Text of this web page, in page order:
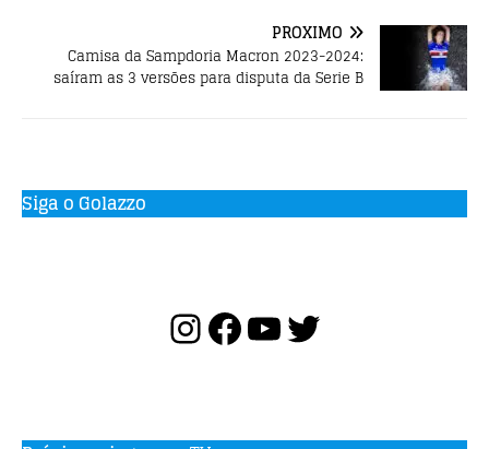
PRÓXIMO
Camisa da Sampdoria Macron 2023-2024:
saíram as 3 versões para disputa da Serie B
Siga o Golazzo